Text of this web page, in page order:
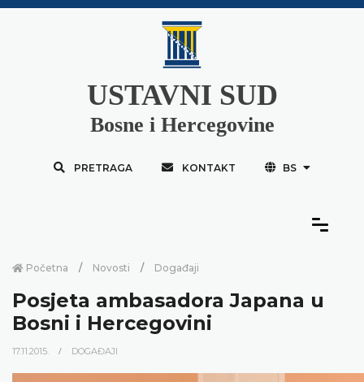
USTAVNI SUD
Bosne i Hercegovine
PRETRAGA KONTAKT BS
Početna Novosti Događaji
Posjeta ambasadora Japana u
Bosni i Hercegovini
17.11.2015. DOGAĐAJI